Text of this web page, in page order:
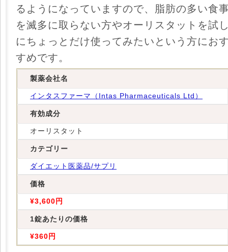
るようになっていますので、脂肪の多い食
を滅多に取らない方やオーリスタットを試
にちょっとだけ使ってみたいという方にお
すめです。
製薬会社名
インタスファーマ（Intas Pharmaceuticals Ltd）
有効成分
オーリスタット
カテゴリー
ダイエット医薬品/サプリ
価格
¥3,600円
1錠あたりの価格
¥360円